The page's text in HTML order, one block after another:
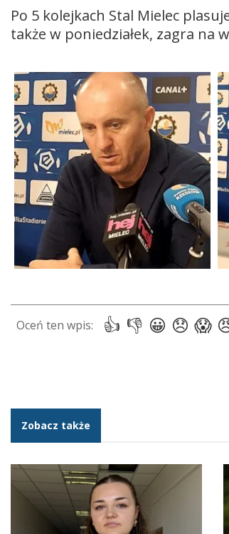
Po 5 kolejkach Stal Mielec
także w poniedziałek, zagra na
Zobacz także